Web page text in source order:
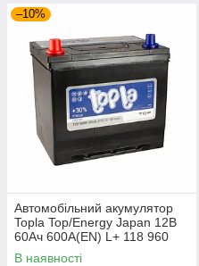
–10%
Автомобільний акумулятор
Topla Top/Energy Japan 12В
60Ач 600А(EN) L+ 118 960
В наявності